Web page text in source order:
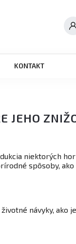
KONTAKT
JEHO
niektorých
spôsoby,
návyky, ako je